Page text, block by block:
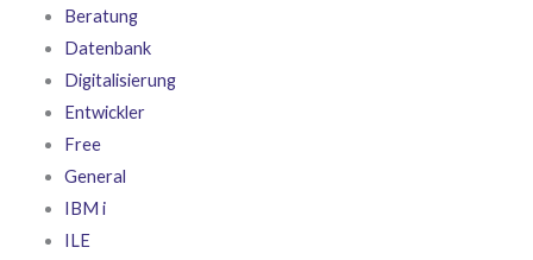
Beratung
Datenbank
Digitalisierung
Entwickler
Free
General
IBM i
ILE